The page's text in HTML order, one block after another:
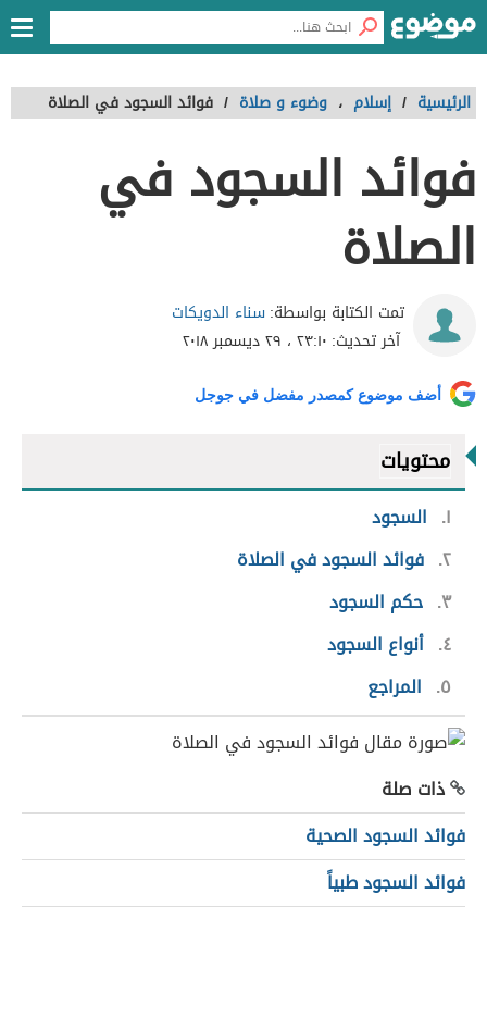
الرئيسية / إسلام ، وضوء و صلاة / فوائد السجود في الصلاة
فوائد السجود في
الصلاة
تمت الكتابة بواسطة:سناء الدويكات
آخر تحديث: ٢٣:١٠ ، ٢٩ ديسمبر ٢٠١٨
أضف موضوع كمصدر مفضل في جوجل
محتويات
١
السجود
٢ فوائد السجود في الصلاة
٣ حكم السجود
٤ أنواع السجود
٥
المراجع
ذات صلة
فوائد السجود الصحية
فوائد السجود طبياً